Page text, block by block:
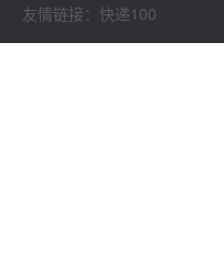
友情链接：快递100